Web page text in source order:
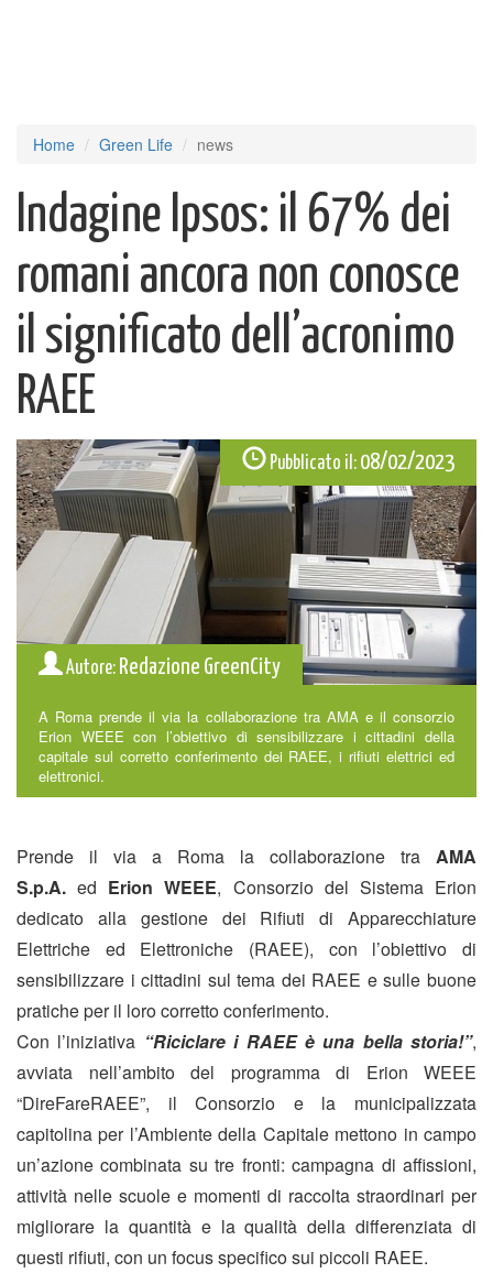
Home Green Life news
Indagine Ipsos: il 67% dei
romani ancora non conosce
il significato dell’acronimo
RAEE
Pubblicato il: 08/02/2023
Autore: Redazione GreenCity
A Roma prende il via la collaborazione tra AMA e il consorzio
Erion WEEE con l’obiettivo di sensibilizzare i cittadini della
capitale sul corretto conferimento dei RAEE, i rifiuti elettrici ed
elettronici.
Prende il via a Roma la collaborazione tra
AMA
S.p.A.ed Erion WEEE, Consorzio del Sistema Erion
dedicato alla gestione dei Rifiuti di Apparecchiature
Elettriche ed Elettroniche (RAEE), con l’obiettivo di
sensibilizzare i cittadini sul tema dei RAEE e sulle buone
pratiche per il loro corretto conferimento.
Con l’iniziativa “Riciclare i RAEE è una bella storia!”,
avviata nell’ambito del programma di Erion WEEE
“DireFareRAEE”, il Consorzio e la municipalizzata
capitolina per l’Ambiente della Capitale mettono in campo
un’azione combinata su tre fronti: campagna di affissioni,
attività nelle scuole e momenti di raccolta straordinari per
migliorare la quantità e la qualità della differenziata di
questi rifiuti, con un focus specifico sui piccoli RAEE.